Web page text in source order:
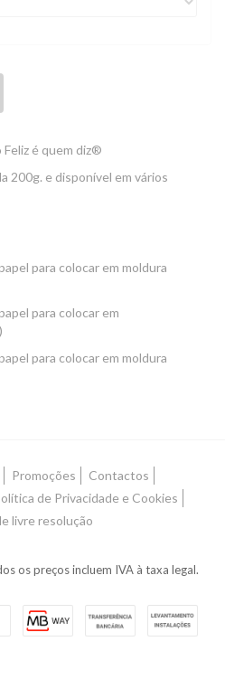
é quem diz®
200g. e disponível em vários
para colocar em moldura
para colocar em
para colocar em moldura
Promoções
Contactos
de Privacidade e Cookies
livre resolução
os preços incluem IVA à taxa legal.